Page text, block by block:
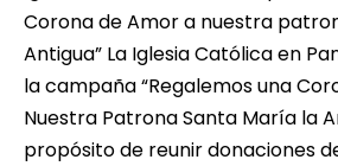
Corona de Amor a nuestra
Antigua” La Iglesia Católica en
la campaña “Regalemos una
Nuestra Patrona Santa María la
propósito de reunir donaciones